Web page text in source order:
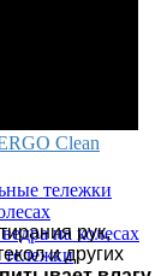
Clean
тележки
на колесах
рук,
и других